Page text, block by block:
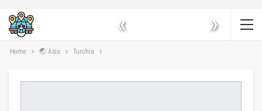
« »
Home 🌏 Asia Turchia